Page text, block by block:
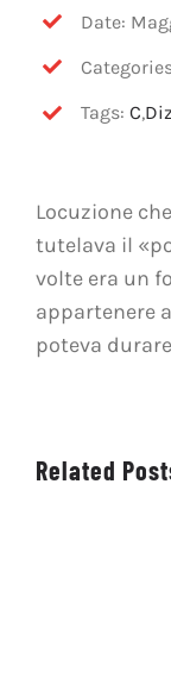
OFF TOPIC
CONTATTI
Date:
Tags:C,
Locuzione
tutelava il
volte era un
appartenere
poteva
Related